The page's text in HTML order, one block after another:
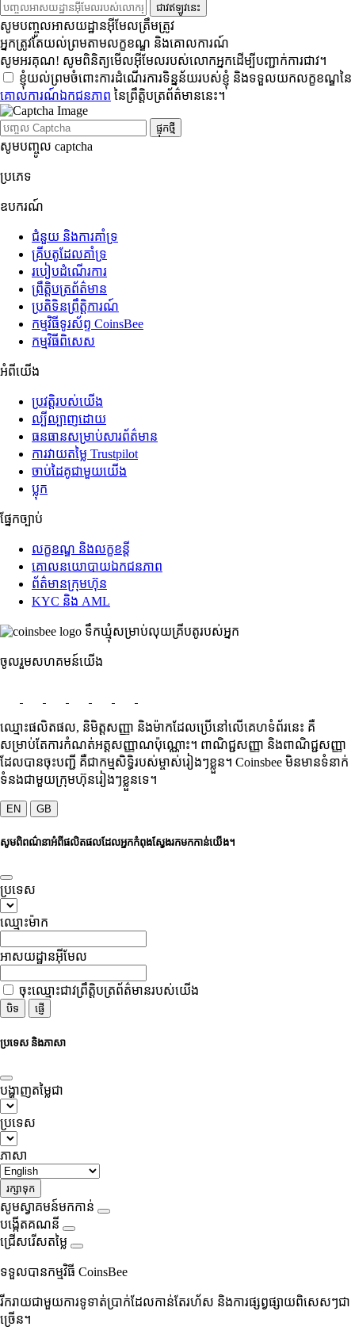
ជាវឥឡូវនេះ
សូមបញ្ចូលអាសយដ្ឋានអ៊ីមែលត្រឹមត្រូវ
អ្នកត្រូវតែយល់ព្រមតាមលក្ខខណ្ឌ និងគោលការណ៍
សូមអរគុណ! សូមពិនិត្យមើលអ៊ីមែលរបស់លោកអ្នកដើម្បីបញ្ជាក់ការជាវ។
ខ្ញុំយល់ព្រមចំពោះការដំណើរការទិន្នន័យរបស់ខ្ញុំ និងទទួលយកលក្ខខណ្ឌនៃ
គោលការណ៍ឯកជនភាព នៃព្រឹត្តិបត្រព័ត៌មាននេះ។
ផ្ទុកថ្មី
សូមបញ្ចូល captcha
ប្រភេទ
ឧបករណ៍
ជំនួយ និង​ការ​គាំទ្រ
គ្រីបតូ​ដែល​គាំទ្រ
របៀប​ដំណើរការ
ព្រឹត្តិបត្រ​ព័ត៌មាន
ប្រតិទិន​ព្រឹត្តិការណ៍
កម្មវិធី​ទូរស័ព្ទ CoinsBee
កម្មវិធីពិសេស
អំពី​យើង
ប្រវត្តិ​របស់​យើង
ល្បីល្បាញ​ដោយ
ធនធាន​សម្រាប់​សារព័ត៌មាន
ការ​វាយតម្លៃ Trustpilot
ចាប់ដៃគូ​ជាមួយ​យើង
ប្លុក
ផ្នែក​ច្បាប់
លក្ខខណ្ឌ និង​លក្ខខន្តី
គោលនយោបាយ​ឯកជនភាព
ព័ត៌មាន​ក្រុមហ៊ុន
KYC និង AML
ទឹកឃ្មុំសម្រាប់លុយគ្រីបតូរបស់អ្នក
ចូលរួម​សហគមន៍​យើង
ឈ្មោះផលិតផល, និមិត្តសញ្ញា និងម៉ាកដែលប្រើនៅលើគេហទំព័រនេះ គឺ
សម្រាប់តែការកំណត់អត្តសញ្ញាណប៉ុណ្ណោះ។ ពាណិជ្ជសញ្ញា និងពាណិជ្ជសញ្ញា
ដែលបានចុះបញ្ជី គឺជាកម្មសិទ្ធិរបស់ម្ចាស់រៀងៗខ្លួន។ Coinsbee មិនមានទំនាក់
ទំនងជាមួយក្រុមហ៊ុនរៀងៗខ្លួនទេ។
EN GB
សូមពិពណ៌នាអំពីផលិតផលដែលអ្នកកំពុងស្វែងរកមកកាន់យើង។
ប្រទេស
ឈ្មោះម៉ាក
អាសយដ្ឋានអ៊ីមែល
ចុះឈ្មោះជាវព្រឹត្តិបត្រព័ត៌មានរបស់យើង
បិទ ផ្ញើ
ប្រទេស និងភាសា
បង្ហាញតម្លៃជា
ប្រទេស
ភាសា
រក្សាទុក
សូមស្វាគមន៍មកកាន់
បង្កើតគណនី
ជ្រើសរើសតម្លៃ
ទទួលបានកម្មវិធី CoinsBee
រីករាយជាមួយការទូទាត់ប្រាក់ដែលកាន់តែរហ័ស និងការផ្សព្វផ្សាយពិសេសៗជា
ច្រើន។